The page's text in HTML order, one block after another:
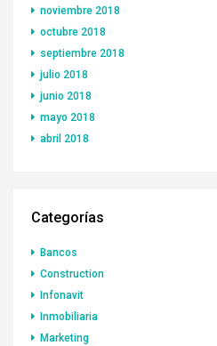
noviembre 2018
octubre 2018
septiembre 2018
julio 2018
junio 2018
mayo 2018
abril 2018
Categorías
Bancos
Construction
Infonavit
Inmobiliaria
Marketing